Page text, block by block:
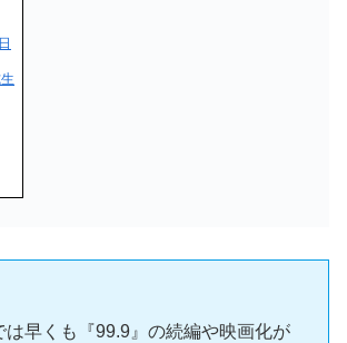
は早くも『99.9』の続編や映画化が